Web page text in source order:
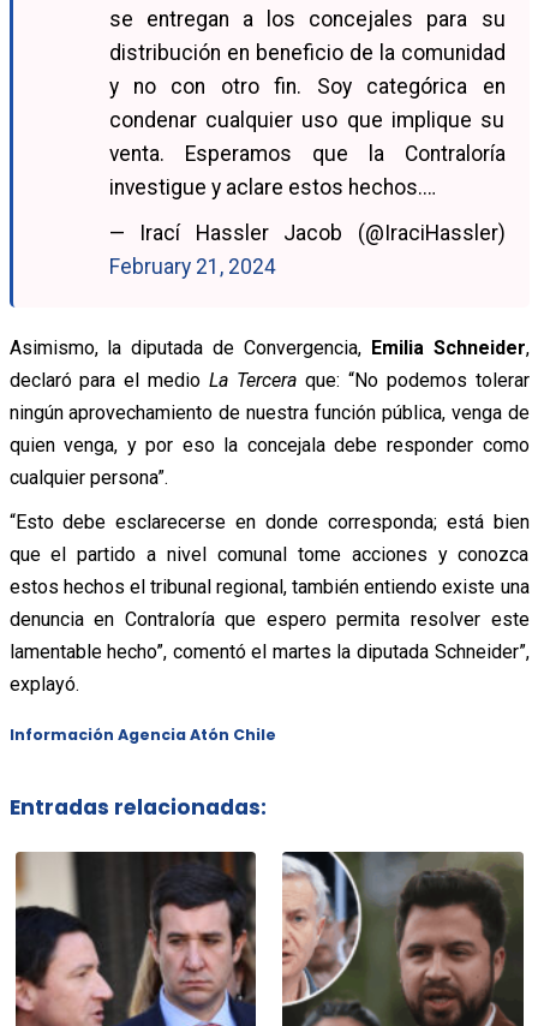
se entregan a los concejales para su
distribución en beneficio de la comunidad
y no con otro fin. Soy categórica en
condenar cualquier uso que implique su
venta. Esperamos que la Contraloría
investigue y aclare estos hechos.…
— Irací Hassler Jacob (@IraciHassler)
February 21, 2024
Asimismo, la diputada de Convergencia, Emilia Schneider,
declaró para el medioLa Tercera que: “No podemos tolerar
ningún aprovechamiento de nuestra función pública, venga de
quien venga, y por eso la concejala debe responder como
cualquier persona”.
“Esto debe esclarecerse en donde corresponda; está bien
que el partido a nivel comunal tome acciones y conozca
estos hechos el tribunal regional, también entiendo existe una
denuncia en Contraloría que espero permita resolver este
lamentable hecho”, comentó el martes la diputada Schneider”,
explayó.
Información Agencia Atón Chile
Entradas relacionadas: